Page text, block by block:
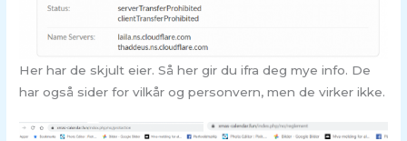
Her har de skjult eier. Så her gir du ifra deg mye info. De
har også sider for vilkår og personvern, men de virker ikke.